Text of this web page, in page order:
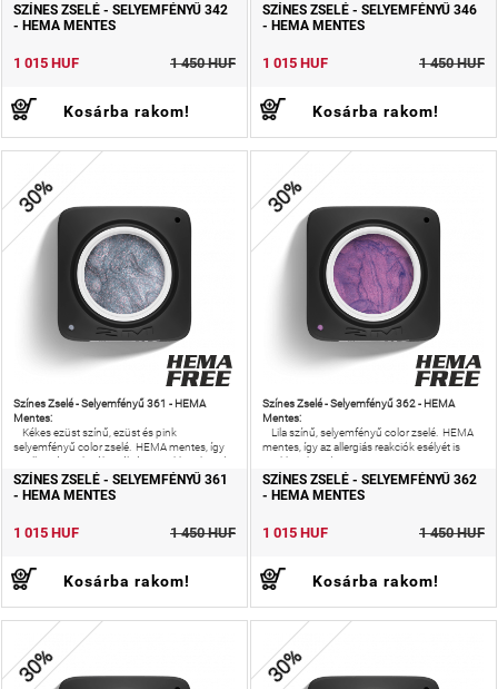
SZÍNES ZSELÉ - SELYEMFÉNYŰ 342
- HEMA MENTES
1 015 HUF 1 450 HUF
Kosárba rakom!
SZÍNES ZSELÉ - SELYEMFÉNYŰ 346
- HEMA MENTES
1 015 HUF 1 450 HUF
Kosárba rakom!
30%
Színes Zselé - Selyemfényű 361 - HEMA
Mentes:
Kékes ezüst színű, ezüst és pink
selyemfényű color zselé. HEMA mentes, így
az allergiás reakciók esélyét is csökkentheted!
SZÍNES ZSELÉ - SELYEMFÉNYŰ 361
- HEMA MENTES
1 015 HUF 1 450 HUF
Kosárba rakom!
30%
Színes Zselé - Selyemfényű 362 - HEMA
Mentes:
Lila színű, selyemfényű color zselé. HEMA
mentes, így az allergiás reakciók esélyét is
csökkentheted!
SZÍNES ZSELÉ - SELYEMFÉNYŰ 362
- HEMA MENTES
1 015 HUF 1 450 HUF
Kosárba rakom!
30% 30%